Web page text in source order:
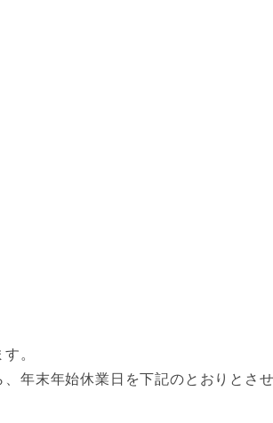
。
年末年始休業日を下記のとおりとさ